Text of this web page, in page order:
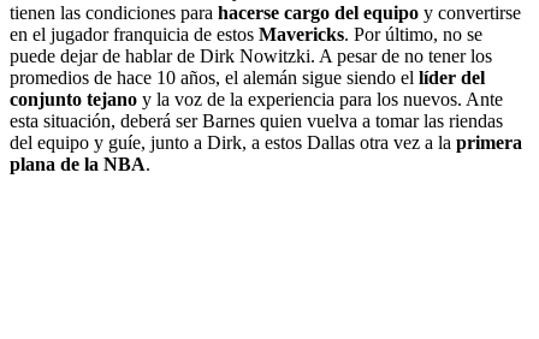
tienen las condiciones para hacerse cargo del equipo y convertirse
en el jugador franquicia de estos Mavericks. Por último, no se
puede dejar de hablar de Dirk Nowitzki. A pesar de no tener los
promedios de hace 10 años, el alemán sigue siendo el líder del
conjunto tejano y la voz de la experiencia para los nuevos. Ante
esta situación, deberá ser Barnes quien vuelva a tomar las riendas
del equipo y guíe, junto a Dirk, a estos Dallas otra vez a la primera
plana de la NBA.